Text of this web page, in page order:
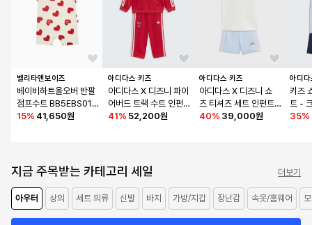
벨리타앤보이즈
베이비하트올오버 반팔
점프수트 BB5EBS01R
E15% 41,650원
아디다스 키즈
아디다스 X 디즈니 파이
어버드 트랙 수트 인펀
트  - 레드 / KE3879
41% 52,200원
아디다스 키즈
아디다스 X 디즈니 쇼
츠 티셔츠 세트 인펀트
- 화이트 / KE0477
40% 39,000원
아디
키즈
트 -
35%
지금 주목받는 카테고리 세일 더보기
아우터 상의 세트 의류 신발 바지 가방/지갑 장난감 속옷/홈웨어